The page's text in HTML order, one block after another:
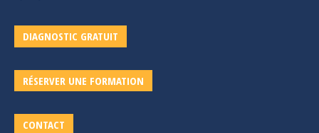
DIAGNOSTIC GRATUIT
RÉSERVER UNE FORMATION
CONTACT